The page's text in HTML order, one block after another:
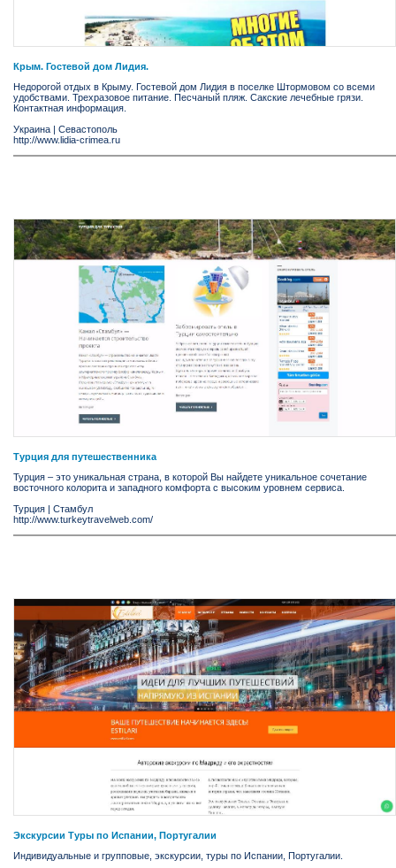
Крым. Гостевой дом Лидия.
Недорогой отдых в Крыму. Гостевой дом Лидия в поселке Штормовом со всеми
удобствами. Трехразовое питание. Песчаный пляж. Сакские лечебные грязи.
Контактная информация.
Украина | Севастополь
http://www.lidia-crimea.ru
Турция для путешественника
Турция – это уникальная страна, в которой Вы найдете уникальное сочетание
восточного колорита и западного комфорта с высоким уровнем сервиса.
Турция | Стамбул
http://www.turkeytravelweb.com/
Экскурсии Туры по Испании, Португалии
Индивидуальные и групповые, экскурсии, туры по Испании, Португалии.